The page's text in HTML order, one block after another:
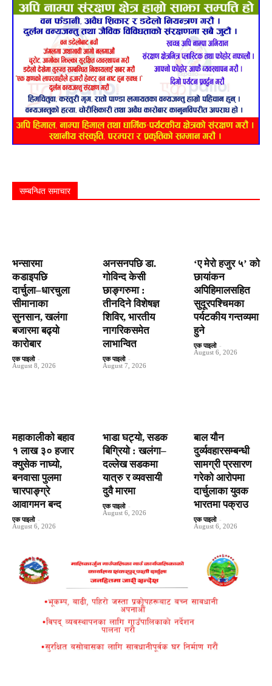
सम्बन्धित समाचार
भन्सारमा
कडाइपछि
दार्चुला–धारचुला
सीमानाका
सुनसान, खलंगा
बजारमा बढ्यो
कारोबार
एक पाइलो -
August 8, 2026
अनसनपछि डा.
गोविन्द केसी
छाङ्गरुमा :
तीनदिने विशेषज्ञ
शिविर, भारतीय
नागरिकसमेत
लाभान्वित
एक पाइलो -
August 7, 2026
‘ए मेरो हजुर ५’ को
छायांकन
अपिहिमालसहित
सुदूरपश्चिमका
पर्यटकीय गन्तव्यमा
हुने
एक पाइलो -
August 6, 2026
महाकालीको बहाव
१ लाख ३० हजार
क्युसेक नाघ्यो,
बनवासा पुलमा
चारपाङ्ग्रे
आवागमन बन्द
एक पाइलो -
August 6, 2026
भाडा घट्यो, सडक
बिग्रियो : खलंगा–
दल्लेख सडकमा
यात्रु र व्यवसायी
दुवै मारमा
एक पाइलो -
August 6, 2026
बाल यौन
दुर्व्यवहारसम्बन्धी
सामग्री प्रसारण
गरेको आरोपमा
दार्चुलाका युवक
भारतमा पक्राउ
एक पाइलो -
August 6, 2026